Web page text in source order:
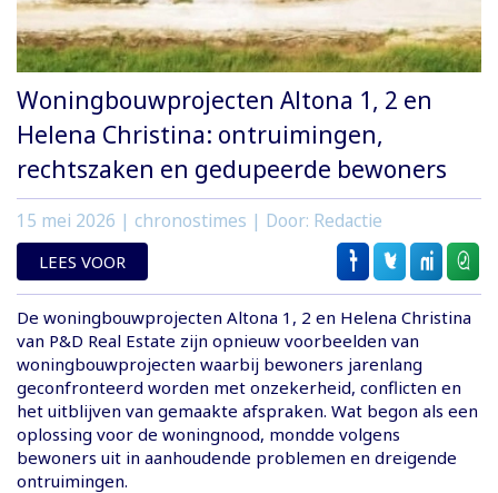
Woningbouwprojecten Altona 1, 2 en
Helena Christina: ontruimingen,
rechtszaken en gedupeerde bewoners
15 mei 2026 | chronostimes | Door: Redactie
LEES VOOR
De woningbouwprojecten Altona 1, 2 en Helena Christina
van P&D Real Estate zijn opnieuw voorbeelden van
woningbouwprojecten waarbij bewoners jarenlang
geconfronteerd worden met onzekerheid, conflicten en
het uitblijven van gemaakte afspraken. Wat begon als een
oplossing voor de woningnood, mondde volgens
bewoners uit in aanhoudende problemen en dreigende
ontruimingen.